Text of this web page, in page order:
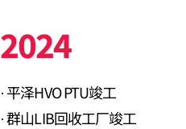
2024
平泽HVO PTU竣工
群山LIB回收工厂竣工